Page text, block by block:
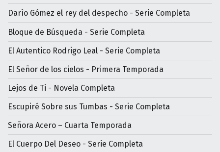
Darìo Gómez el rey del despecho - Serie Completa
Bloque de Búsqueda - Serie Completa
El Autentico Rodrigo Leal - Serie Completa
El Señor de los cielos - Primera Temporada
Lejos de Ti - Novela Completa
Escupiré Sobre sus Tumbas - Serie Completa
Señora Acero – Cuarta Temporada
El Cuerpo Del Deseo - Serie Completa